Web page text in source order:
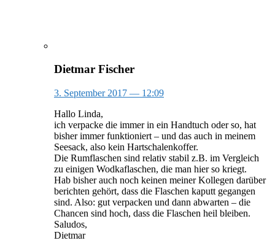
Dietmar Fischer
3. September 2017 — 12:09
Hallo Linda,
ich verpacke die immer in ein Handtuch oder so, hat
bisher immer funktioniert – und das auch in meinem
Seesack, also kein Hartschalenkoffer.
Die Rumflaschen sind relativ stabil z.B. im Vergleich
zu einigen Wodkaflaschen, die man hier so kriegt.
Hab bisher auch noch keinen meiner Kollegen darüber
berichten gehört, dass die Flaschen kaputt gegangen
sind. Also: gut verpacken und dann abwarten – die
Chancen sind hoch, dass die Flaschen heil bleiben.
Saludos,
Dietmar